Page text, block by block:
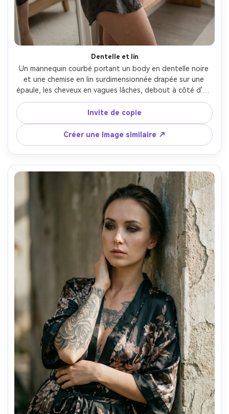
Dentelle et lin
Un mannequin courbé portant un body en dentelle noire
et une chemise en lin surdimensionnée drapée sur une
épaule, les cheveux en vagues lâches, debout à côté d'un
miroir haut dans une chambre calme, lumière du jour
douce et diffuse, Canon R5, 50mm f/1.8, cadre demi-corps
légèrement en haut, humeur intime mais de bon goût,
détail et pores réalistes en tissu, fond propre, éclairage
éditorial haut de gamme, mise au point nette- -ar 4:5
Invite de copie
Créer une Image similaire ↗